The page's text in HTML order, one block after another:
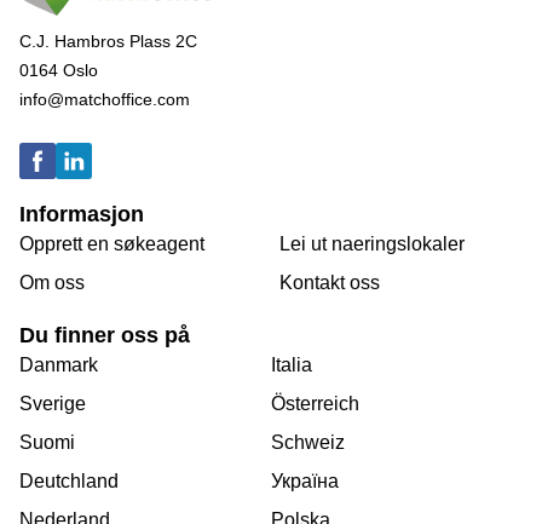
C.J. Hambros Plass 2C
0164 Oslo
info@matchoffice.com
Informasjon
Opprett en søkeagent
Om oss
Lei ut naeringslokaler
Kontakt oss
Du finner oss på
Danmark
Sverige
Suomi
Deutchland
Italia
Österreich
Schweiz
Україна